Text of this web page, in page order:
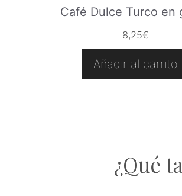
Café Dulce Turco en
8,25€
Añadir al carrito
¿Qué